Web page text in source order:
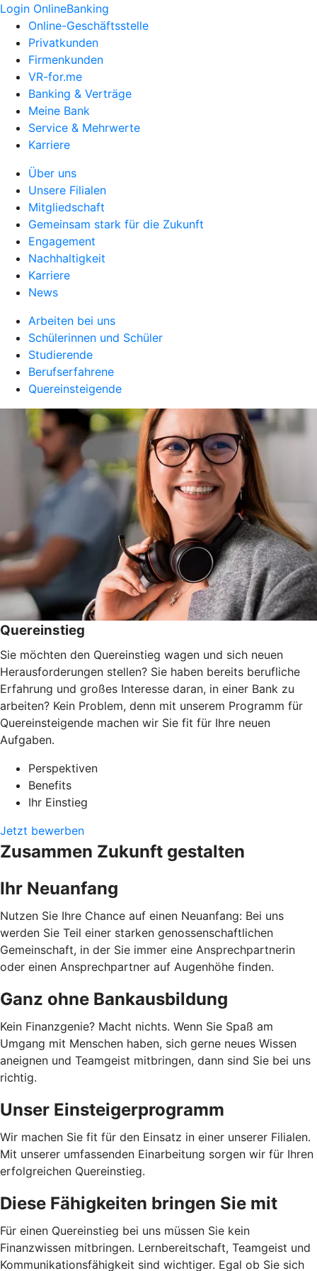
Login OnlineBanking
Online-Geschäftsstelle
Privatkunden
Firmenkunden
VR-for.me
Banking & Verträge
Meine Bank
Service & Mehrwerte
Karriere
Über uns
Unsere Filialen
Mitgliedschaft
Gemeinsam stark für die Zukunft
Engagement
Nachhaltigkeit
Karriere
News
Arbeiten bei uns
Schülerinnen und Schüler
Studierende
Berufserfahrene
Quereinsteigende
Quereinstieg
Sie möchten den Quereinstieg wagen und sich neuen
Herausforderungen stellen? Sie haben bereits berufliche
Erfahrung und großes Interesse daran, in einer Bank zu
arbeiten? Kein Problem, denn mit unserem Programm für
Quereinsteigende machen wir Sie fit für Ihre neuen
Aufgaben.
Perspektiven
Benefits
Ihr Einstieg
Jetzt bewerben
Zusammen Zukunft gestalten
Ihr Neuanfang
Nutzen Sie Ihre Chance auf einen Neuanfang: Bei uns
werden Sie Teil einer starken genossenschaftlichen
Gemeinschaft, in der Sie immer eine Ansprechpartnerin
oder einen Ansprechpartner auf Augenhöhe finden.
Ganz ohne Bankausbildung
Kein Finanzgenie? Macht nichts. Wenn Sie Spaß am
Umgang mit Menschen haben, sich gerne neues Wissen
aneignen und Teamgeist mitbringen, dann sind Sie bei uns
richtig.
Unser Einsteigerprogramm
Wir machen Sie fit für den Einsatz in einer unserer Filialen.
Mit unserer umfassenden Einarbeitung sorgen wir für Ihren
erfolgreichen Quereinstieg.
Diese Fähigkeiten bringen Sie mit
Für einen Quereinstieg bei uns müssen Sie kein
Finanzwissen mitbringen. Lernbereitschaft, Teamgeist und
Kommunikationsfähigkeit sind wichtiger. Egal ob Sie sich